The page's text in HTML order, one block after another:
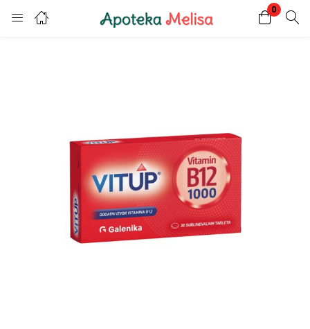
0
Login Register
Remember me